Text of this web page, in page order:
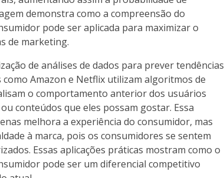
demonstra como a compreensão do
pode ser aplicada para maximizar o
de marketing.
de análises de dados para prever tendências
como Amazon e Netflix utilizam algoritmos de
o comportamento anterior dos usuários
conteúdos que eles possam gostar. Essa
melhora a experiência do consumidor, mas
à marca, pois os consumidores se sentem
Essas aplicações práticas mostram como o
pode ser um diferencial competitivo